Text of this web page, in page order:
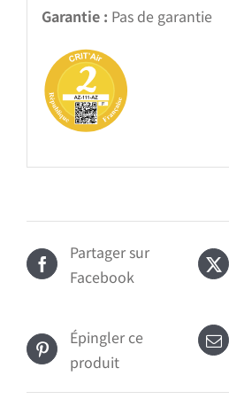
Garantie : Pas de garantie
Partager sur
Facebook
Épingler ce
produit